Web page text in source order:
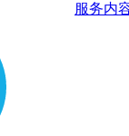
服务内